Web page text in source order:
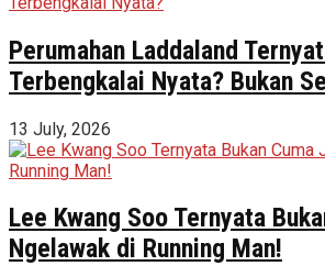
Perumahan Laddaland
Terbengkalai Nyata? Bukan
13 July, 2026
Lee Kwang Soo Ternyata
Ngelawak di Running Man!